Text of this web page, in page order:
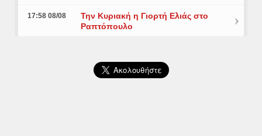
17:58 08/08
Την Κυριακή η Γιορτή Ελιάς στο
Ραπτόπουλο